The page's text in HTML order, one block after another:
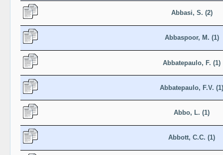
Abbasi, S. (2)
Abbaspoor, M. (1)
Abbatepaulo, F. (1)
Abbatepaulo, F.V. (1)
Abbo, L. (1)
Abbott, C.C. (1)